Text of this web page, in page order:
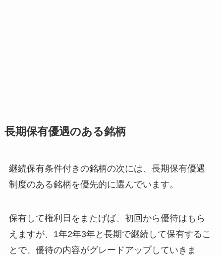
長期保有優遇のある銘柄
継続保有条件付きの銘柄の次には、長期保有優遇
制度のある銘柄を優先的に選んでいます。
保有して権利日をまたげば、初回から優待はもら
えますが、1年2年3年と長期で継続して保有するこ
とで、優待の内容がグレードアップしていきま